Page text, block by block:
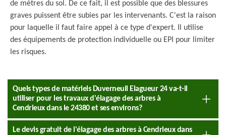
de mètres du sol. De ce fait, il est possible que des blessures
graves puissent être subies par les intervenants. C'est la raison
pour laquelle il faut faire appel à ce type d'expert. Il utilise
des équipements de protection individuelle ou EPI pour limiter
les risques.
Quels types de matériels Duverneuil Elagueur 24 va-t-il
utiliser pour les travaux d'élagage des arbres à
Cendrieux dans le 24380 et ses environs?
Le devis gratuit de l'élagage des arbres à Cendrieux dans